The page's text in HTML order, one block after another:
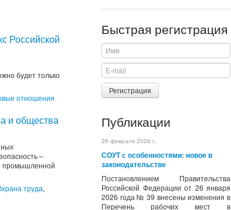
Быстрая регистрация
Регистрация
Публикации
26 февраля 2026 г.
СОУТ с особенностями: новое в
законодательстве
Постановлением Правительства
Российской Федерации от 26 января
2026 года № 39 внесены изменения в
Перечень рабочих мест в
Российской
будет только
отношения
и общества
–
промышленной
труда,